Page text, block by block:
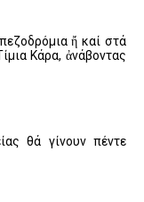
ἤ καί στά
Κάρα, ἀνάβοντας
θά γίνουν πέντε